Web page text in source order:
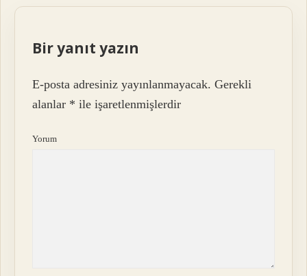
Bir yanıt yazın
E-posta adresiniz yayınlanmayacak. Gerekli
alanlar * ile işaretlenmişlerdir
Yorum